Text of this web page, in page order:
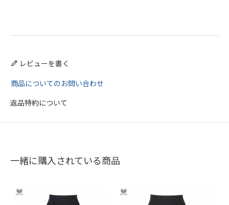
レビューを書く
商品についてのお問い合わせ
返品特約について
一緒に購入されている商品